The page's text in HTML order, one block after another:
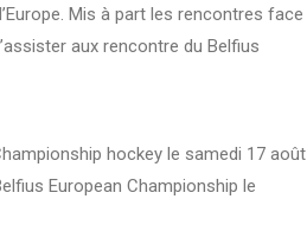
Mis à part les rencontres face
aux rencontre du Belfius
hockey le samedi 17 août
European Championship le